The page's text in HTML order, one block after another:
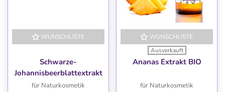
WUNSCHLISTE
Schwarze-
Johannisbeerblattextrakt
BIO
für Naturkosmetik
WUNSCHLISTE
Ausverkauft
Ananas Extrakt BIO
für Naturkosmetik